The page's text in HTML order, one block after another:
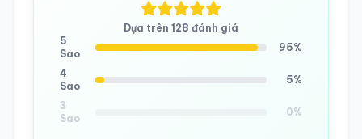
Dựa trên 128 đánh giá
5
Sao
95%
4
Sao
5%
3
Sao
0%